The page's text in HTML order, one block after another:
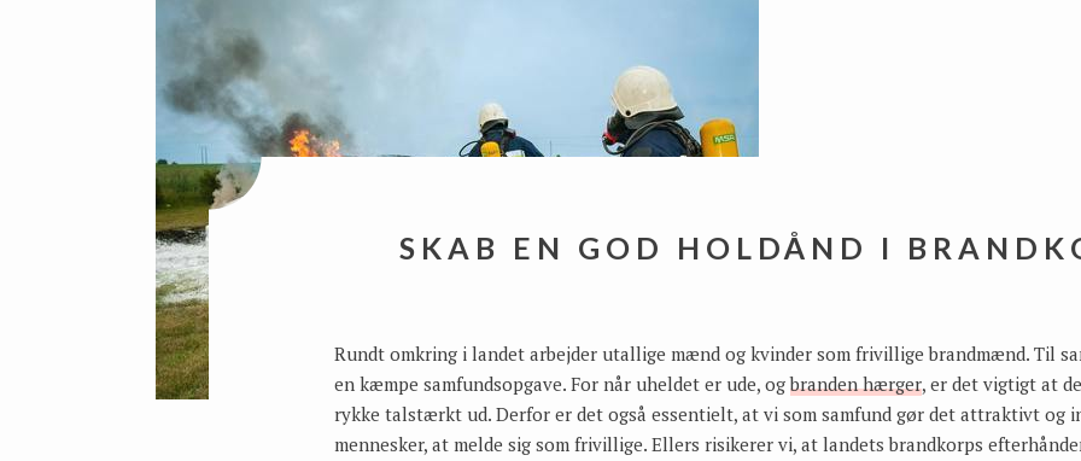
SKAB EN GOD HOLDÅND I
Rundt omkring i landet arbejder utallige mænd og kvinder som frivillige brandmænd. Til
en kæmpe samfundsopgave. For når uheldet er ude, ogbranden hærger, er det vigtigt at
rykke talstærkt ud. Derfor er det også essentielt, at vi som samfund gør det attraktivt og
mennesker, at melde sig som frivillige. Ellers risikerer vi, at landets brandkorps